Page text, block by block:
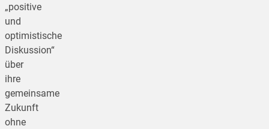
„positive
und
optimistische
Diskussion“
über
ihre
gemeinsame
Zukunft
ohne